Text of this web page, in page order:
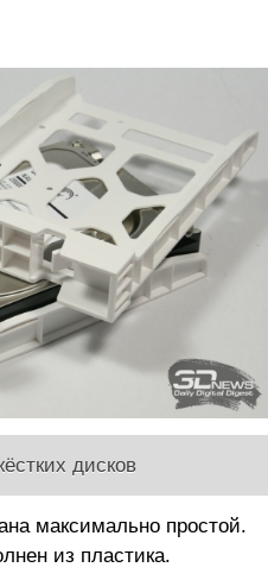
дисков
максимально простой.
из пластика.